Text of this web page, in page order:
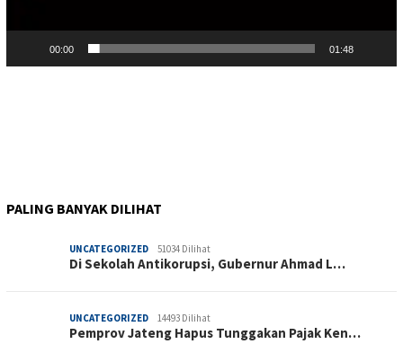
00:00 01:48
PALING BANYAK DILIHAT
UNCATEGORIZED 51034 Dilihat
Di Sekolah Antikorupsi, Gubernur Ahmad L…
UNCATEGORIZED 14493 Dilihat
Pemprov Jateng Hapus Tunggakan Pajak Ken…